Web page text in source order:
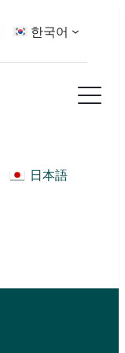
한국어
日本語